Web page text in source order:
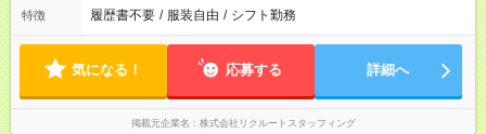
特徴 履歴書不要 / 服装自由 / シフト勤務
気になる！ 応募する 詳細へ
掲載元企業名 株式会社リクルートスタッフィング